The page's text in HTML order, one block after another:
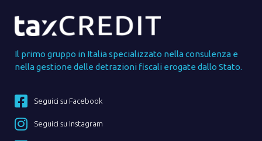
Il primo gruppo in Italia specializzato nella consulenza e
nella gestione delle detrazioni fiscali erogate dallo Stato.
Seguici su Facebook
Seguici su Instagram